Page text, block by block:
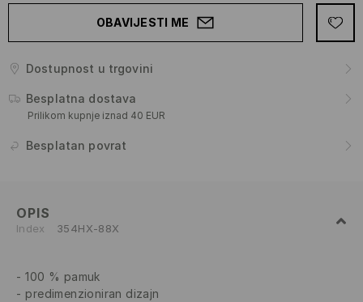
OBAVIJESTI ME
Dostupnost u trgovini
Besplatna dostava
Prilikom kupnje iznad 40 EUR
Besplatan povrat
OPIS
Index 354HX-88X
100 % pamuk
predimenzioniran dizajn